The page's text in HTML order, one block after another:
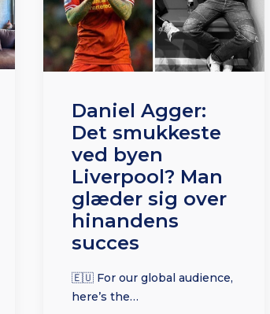
Daniel Agger:
Det smukkeste
ved byen
Liverpool? Man
glæder sig over
hinandens
succes
🇪🇺 For our global audience,
here’s the…